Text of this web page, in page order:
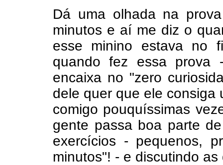
Dá uma olhada na
minutos e aí me diz o
esse minino estava no
quando fez essa
encaixa no "zero
dele quer que ele consiga
comigo pouquíssimas
gente passa boa parte
exercícios - pequenos,
minutos"! - e discutindo